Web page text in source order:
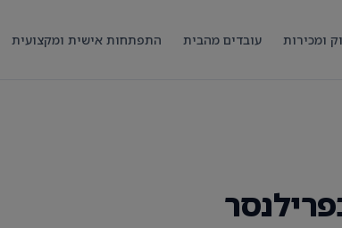
ומכירות עובדים מהבית התפתחות אישית ומקצועית